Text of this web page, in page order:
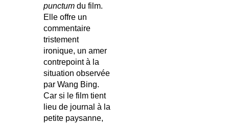
punctum du film.
Elle offre un
commentaire
tristement
ironique, un amer
contrepoint à la
situation observée
par Wang Bing.
Car si le film tient
lieu de journal à la
petite paysanne,